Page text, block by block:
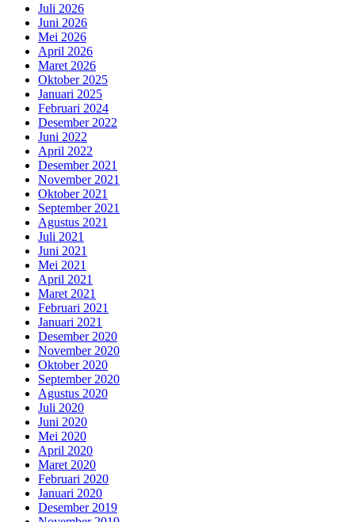
Juli 2026
Juni 2026
Mei 2026
April 2026
Maret 2026
Oktober 2025
Januari 2025
Februari 2024
Desember 2022
Juni 2022
April 2022
Desember 2021
November 2021
Oktober 2021
September 2021
Agustus 2021
Juli 2021
Juni 2021
Mei 2021
April 2021
Maret 2021
Februari 2021
Januari 2021
Desember 2020
November 2020
Oktober 2020
September 2020
Agustus 2020
Juli 2020
Juni 2020
Mei 2020
April 2020
Maret 2020
Februari 2020
Januari 2020
Desember 2019